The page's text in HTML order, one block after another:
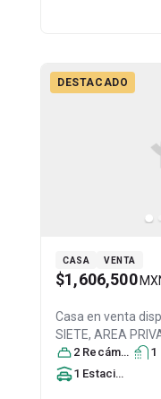
DESTACADO
CASA VENTA
$1,606,500
Casa en venta
SIETE, AREA
SIETE, DE LA
CIRCUITO DEL
2 Recámara s 1
1 Estacionamiento